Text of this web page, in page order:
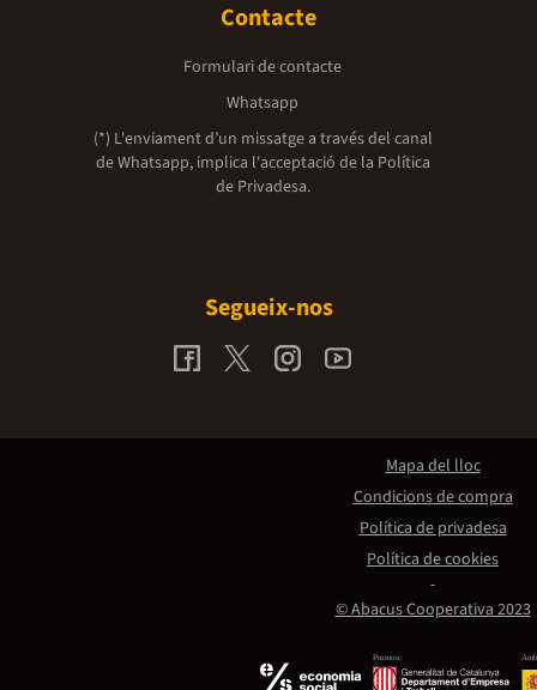
Contacte
Formulari de contacte
Whatsapp
(*) L'enviament d’un missatge a través del canal
de Whatsapp, implica l'acceptació de la Política
de Privadesa.
Segueix-nos
Promou:
© Abacus Cooperativa 2023
Mapa del lloc
Condicions de compra
Política de privadesa
Política de cookies